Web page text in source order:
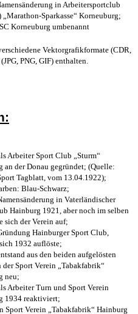
in Arbeitersportclub
„Marathon-Sparkasse“ Korneuburg;
Korneuburg umbenannt
Vektorgrafikformate (CDR,
PNG, GIF) enthalten.
Arbeiter Sport Club „Sturm“
an der Donau gegründet; (Quelle:
Tagblatt, vom 13.04.1922);
Blau-Schwarz;
in Vaterländischer
Hainburg 1921, aber noch im selben
sich der Verein auf;
Hainburger Sport Club,
1932 auflöste;
aus den beiden aufgelösten
der Sport Verein „Tabakfabrik“
neu;
Arbeiter Turn und Sport Verein
1934 reaktiviert;
Sport Verein „Tabakfabrik“ Hainburg